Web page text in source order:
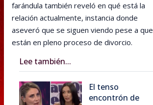
farándula también reveló en qué está la
relación actualmente, instancia donde
aseveró que se siguen viendo pese a que
están en pleno proceso de divorcio.
Lee también...
El tenso
encontrón de